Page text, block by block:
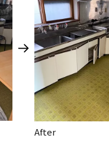
After